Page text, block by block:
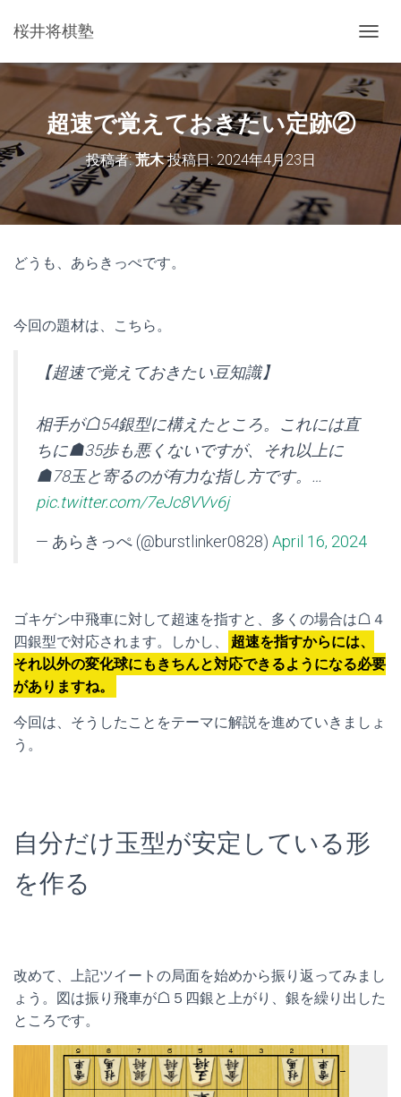
桜井将棋塾
ビ
ゲ
ー
超速で覚えておきたい定跡②
投稿者:荒木投稿日:2024年4月23日
どうも、あらきっぺです。
今回の題材は、こちら。
【超速で覚えておきたい豆知識】
相手が☖54銀型に構えたところ。これには直
ちに☗35歩も悪くないですが、それ以上に
☗78玉と寄るのが有力な指し方です。…
pic.twitter.com/7eJc8VVv6j
— あらきっぺ (@burstlinker0828) April 16, 2024
ゴキゲン中飛車に対して超速を指すと、多くの場合は☖４
四銀型で対応されます。しかし、
超速を指すからには、
それ以外の変化球にもきちんと対応できるようになる必要
がありますね。
今回は、そうしたことをテーマに解説を進めていきましょ
う。
自分だけ玉型が安定している形
を作る
改めて、上記ツイートの局面を始めから振り返ってみまし
ょう。図は振り飛車が☖５四銀と上がり、銀を繰り出した
ところです。